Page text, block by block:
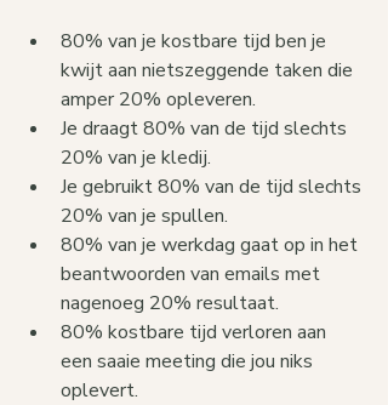
80% van je kostbare tijd ben je
kwijt aan nietszeggende taken die
amper 20% opleveren.
Je draagt 80% van de tijd slechts
20% van je kledij.
Je gebruikt 80% van de tijd slechts
20% van je spullen.
80% van je werkdag gaat op in het
beantwoorden van emails met
nagenoeg 20% resultaat.
80% kostbare tijd verloren aan
een saaie meeting die jou niks
oplevert.